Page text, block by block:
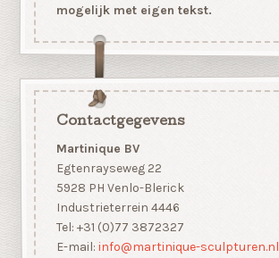
mogelijk met eigen tekst.
Contactgegevens
Martinique BV
Egtenrayseweg 22
5928 PH Venlo-Blerick
Industrieterrein 4446
Tel: +31 (0)77 3872327
E-mail: info@martinique-sculpturen.nl